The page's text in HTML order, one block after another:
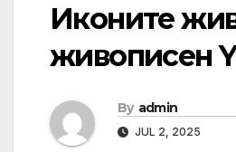
Иконите
живописен
By admin
JUL 2, 2025